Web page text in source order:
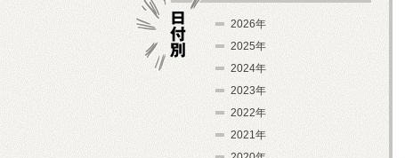
2026年
2025年
2024年
2023年
2022年
2021年